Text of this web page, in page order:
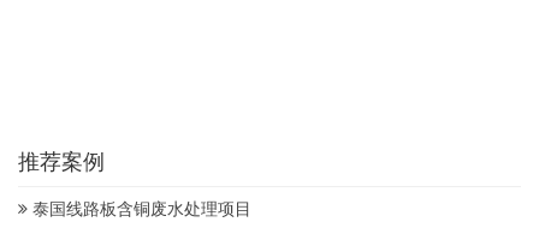
推荐案例
泰国线路板含铜废水处理项目